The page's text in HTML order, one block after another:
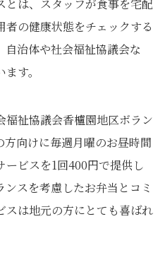
は、スタッフが食事を宅配
の健康状態をチェックする
自治体や社会福祉協議会な
す。
祉協議会香櫨園地区ボラン
向けに毎週月曜のお昼時間
ービスを1回400円で提供し
スを考慮したお弁当とコミ
スは地元の方にとても喜ばれ